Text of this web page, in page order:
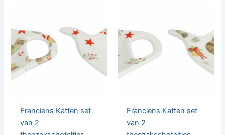
Franciens Katten set
van 2
Franciens Katten set
van 2